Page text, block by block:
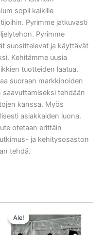
sopii kaikille
Pyrimme jatkuvasti
Pyrimme
suosittelevat ja käyttävät
Kehitämme uusia
tuotteiden laatua.
suoraan markkinoiden
saavuttamiseksi tehdään
kanssa. Myös
asiakkaiden luona.
otetaan erittäin
ja kehitysosaston
tehdä.
Ale!
Ale!
hinta
oli:
434,00 €.
hinta
on:
390,60 €.